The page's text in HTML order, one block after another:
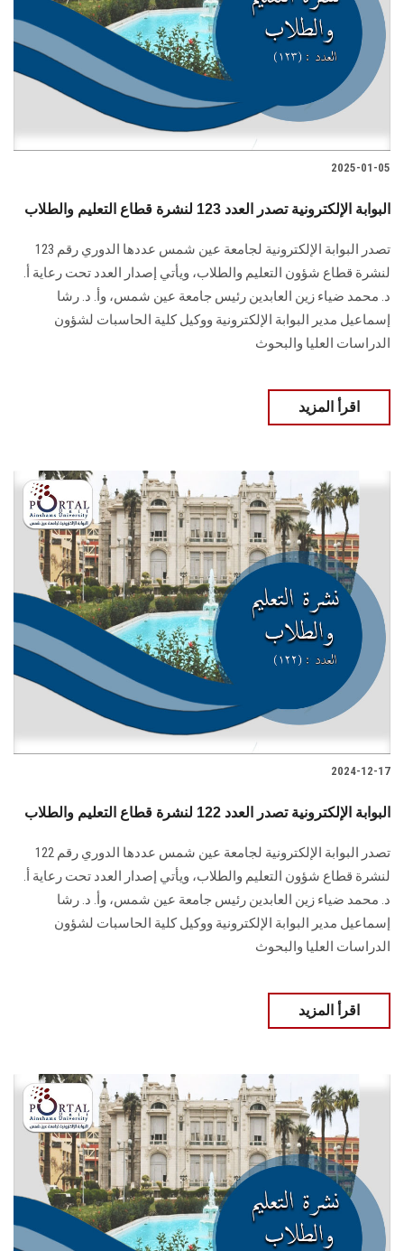
2025-01-05
البوابة الإلكترونية تصدر العدد 123 لنشرة قطاع التعليم والطلاب
تصدر البوابة الإلكترونية لجامعة عين شمس عددها الدوري رقم 123
لنشرة قطاع شؤون التعليم ‏والطلاب‎، ويأتي إصدار العدد تحت رعاية أ.
د. محمد ضياء زين العابدين رئيس جامعة عين شمس، وأ. د. ‏رشا
إسماعيل مدير البوابة الإلكترونية ووكيل كلية الحاسبات لشؤون
‏الدراسات العليا والبحوث
اقرأ المزيد
2024-12-17
البوابة الإلكترونية تصدر العدد 122 لنشرة قطاع التعليم والطلاب
تصدر البوابة الإلكترونية لجامعة عين شمس عددها الدوري رقم 122
لنشرة قطاع شؤون التعليم ‏والطلاب‎، ويأتي إصدار العدد تحت رعاية أ.
د. محمد ضياء زين العابدين رئيس جامعة عين شمس، وأ. د. ‏رشا
إسماعيل مدير البوابة الإلكترونية ووكيل كلية الحاسبات لشؤون
‏الدراسات العليا والبحوث
اقرأ المزيد